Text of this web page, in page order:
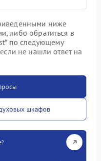
ниже
либо обратиться в
по следующему
если не нашли ответ на
шкафов